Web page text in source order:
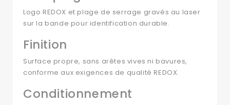
Logo REDOX et plage de serrage gravés au laser
sur la bande pour identification durable.
Finition
Surface propre, sans arêtes vives ni bavures,
conforme aux exigences de qualité REDOX.
Conditionnement